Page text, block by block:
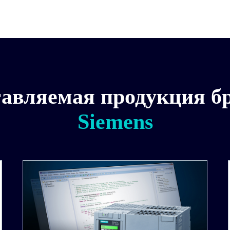
продукция
Siemens